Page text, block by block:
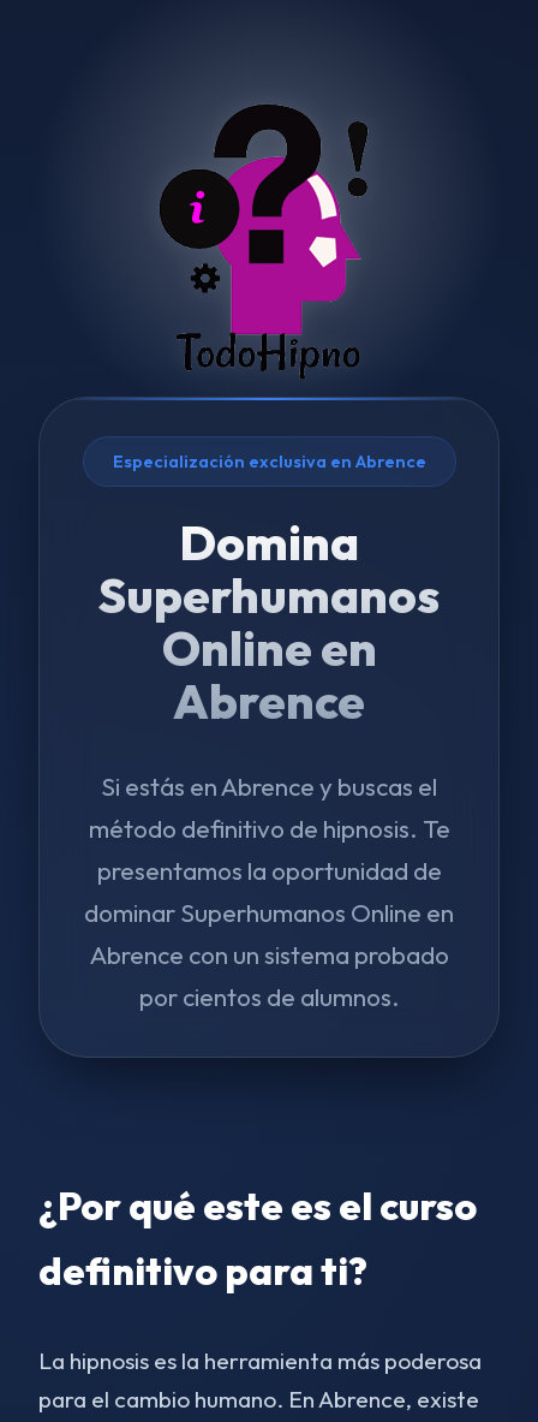
Especialización exclusiva en Abrence
Domina
Superhumanos
Online en
Abrence
Si estás en Abrence y buscas el
método definitivo de hipnosis. Te
presentamos la oportunidad de
dominar Superhumanos Online en
Abrence con un sistema probado
por cientos de alumnos.
¿Por qué este es el curso
definitivo para ti?
La hipnosis es la herramienta más poderosa
para el cambio humano. En Abrence, existe